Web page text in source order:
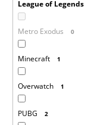
League of Legends
Metro Exodus 0
Minecraft 1
Overwatch 1
PUBG 2